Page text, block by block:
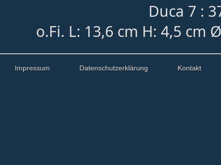
Duca 7 :
o.Fi. L: 13,6 cm H: 4,5 cm
Impressum Datenschutzerklärung Kontakt